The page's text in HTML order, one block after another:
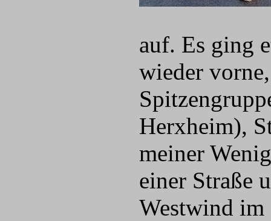
auf. Es ging
wieder
Herxheim),
meiner
einer Straße
Westwind im